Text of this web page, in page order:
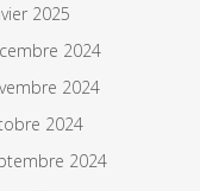
2025
2024
2024
2024
2024